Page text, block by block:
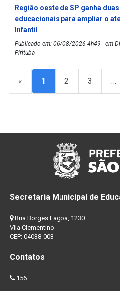
Região oeste de SP ganha
educacionais para ampliar o
Infantil
Publicado em: 06/08/2026 4h49 - em
Pirituba
« 1 2 3 …
Secretaria Municipal de
Rua Borges Lagoa, 1230
Vila Clementino
CEP: 04038-003
Contatos
156